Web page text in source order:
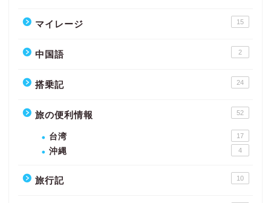
マイレージ 15
中国語 2
搭乗記 24
旅の便利情報 52
台湾 17
沖縄 4
旅行記 10